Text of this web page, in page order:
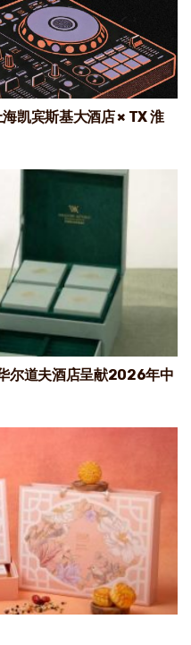
凯宾斯基大酒店 × TX 淮
尔道夫酒店呈献2026年中